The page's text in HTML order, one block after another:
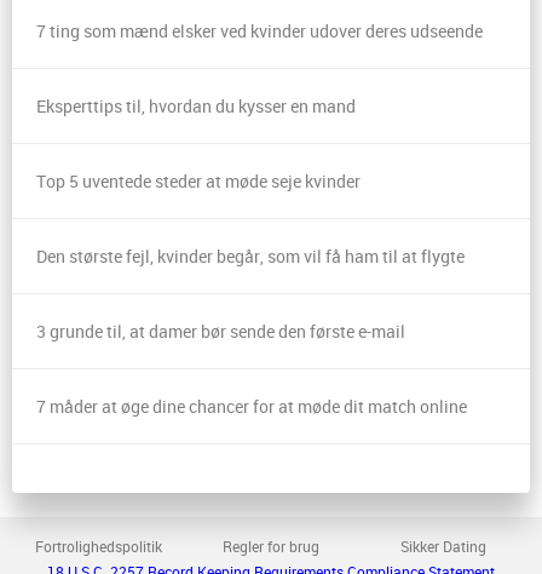
7 ting som mænd elsker ved kvinder udover deres udseende
Eksperttips til, hvordan du kysser en mand
Top 5 uventede steder at møde seje kvinder
Den største fejl, kvinder begår, som vil få ham til at flygte
3 grunde til, at damer bør sende den første e-mail
7 måder at øge dine chancer for at møde dit match online
Fortrolighedspolitik Regler for brug
Sikker Dating